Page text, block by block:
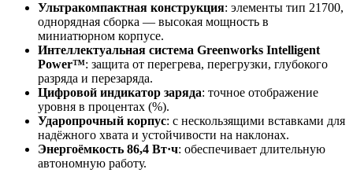
Ультракомпактная конструкция: элементы тип 21700,
однорядная сборка — высокая мощность в
миниатюрном корпусе.
Интеллектуальная система Greenworks Intelligent
Power™: защита от перегрева, перегрузки, глубокого
разряда и перезаряда.
Цифровой индикатор заряда: точное отображение
уровня в процентах (%).
Ударопрочный корпус: с нескользящими вставками для
надёжного хвата и устойчивости на наклонах.
Энергоёмкость 86,4 Вт·ч: обеспечивает длительную
автономную работу.